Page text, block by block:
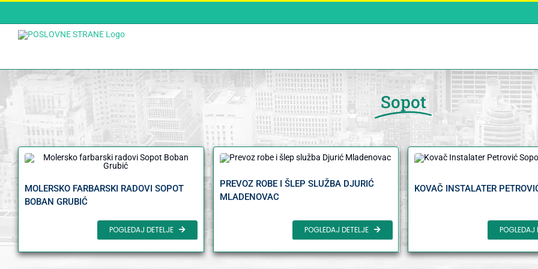
content
Sopot
MOLERSKO FARBARSKI RADOVI SOPOT
BOBAN GRUBIĆ
POGLEDAJ DETELJE
PREVOZ ROBE I ŠLEP SLUŽBA DJURIĆ
MLADENOVAC
POGLEDAJ DETELJE
KOVAČ INSTALATER
POGLEDAJ